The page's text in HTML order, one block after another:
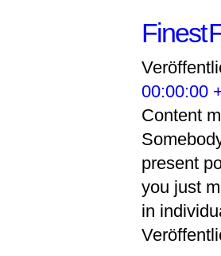
Finest
00:00:00
Content
present
you just
in